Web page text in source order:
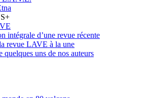
+
intégrale d’une revue récente
revue LAVE à la une
quelques uns de nos auteurs